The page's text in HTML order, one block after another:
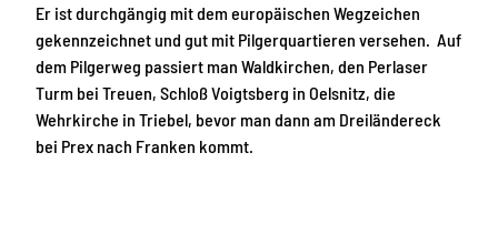
Er ist durchgängig mit dem europäischen Wegzeichen
gekennzeichnet und gut mit Pilgerquartieren versehen. Auf
dem Pilgerweg passiert man Waldkirchen, den Perlaser
Turm bei Treuen, Schloß Voigtsberg in Oelsnitz, die
Wehrkirche in Triebel, bevor man dann am Dreiländereck
bei Prex nach Franken kommt.